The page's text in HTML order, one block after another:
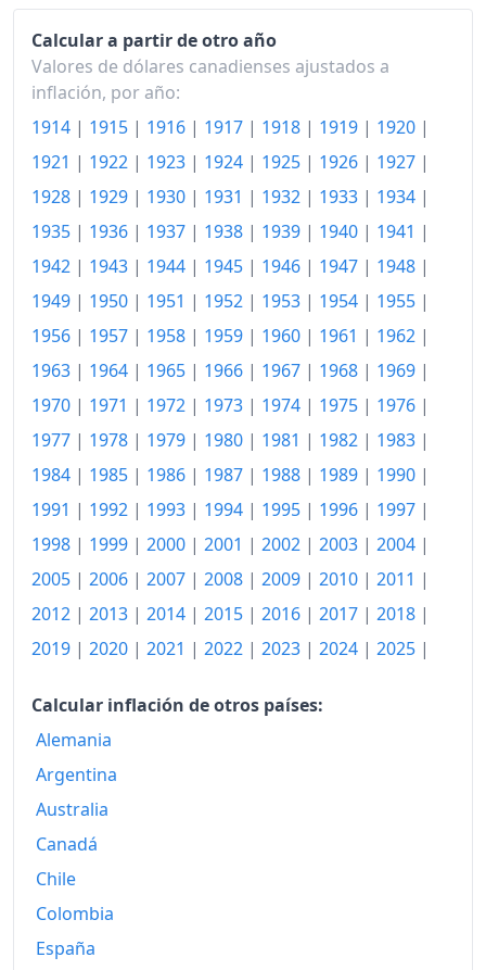
1935
72.62
1936
1937
76.79
1938
77.21
1939
76.63
1940
79.88
1941
84.64
1943
90.48
1944
91.07
1945
91.65
1946
94.49
1947
103.01
1948
117.70
121.79
1950
125.04
1952
1953
1954
Calcular a partir de otro año
Valores de dólares canadienses ajustados a
inflación, por año:
1914 | 1915 | 1916 | 1917 | 1918 | 1919 | 1920 |
1921 | 1922 | 1923 | 1924 | 1925 | 1926 | 1927 |
1928 | 1929 | 1930 | 1931 | 1932 | 1933 | 1934 |
1935 | 1936 | 1937 | 1938 | 1939 | 1940 | 1941 |
1942 | 1943 | 1944 | 1945 | 1946 | 1947 | 1948 |
1949 | 1950 | 1951 | 1952 | 1953 | 1954 | 1955 |
1956 | 1957 | 1958 | 1959 | 1960 | 1961 | 1962 |
1963 | 1964 | 1965 | 1966 | 1967 | 1968 | 1969 |
1970 | 1971 | 1972 | 1973 | 1974 | 1975 | 1976 |
1977 | 1978 | 1979 | 1980 | 1981 | 1982 | 1983 |
1984 | 1985 | 1986 | 1987 | 1988 | 1989 | 1990 |
1991 | 1992 | 1993 | 1994 | 1995 | 1996 | 1997 |
1998 | 1999 | 2000 | 2001 | 2002 | 2003 | 2004 |
2005 | 2006 | 2007 | 2008 | 2009 | 2010 | 2011 |
2012 | 2013 | 2014 | 2015 | 2016 | 2017 | 2018 |
2019 | 2020 | 2021 | 2022 | 2023 | 2024 | 2025 |
Calcular inflación de otros países:
Alemania
Argentina
Australia
Canadá
Chile
Colombia
España